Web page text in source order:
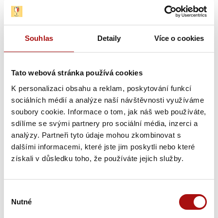
Souhlas Detaily Více o cookies
Tato webová stránka používá cookies
K personalizaci obsahu a reklam, poskytování funkcí
sociálních médií a analýze naší návštěvnosti využíváme
soubory cookie. Informace o tom, jak náš web používáte,
sdílíme se svými partnery pro sociální média, inzerci a
analýzy. Partneři tyto údaje mohou zkombinovat s
dalšími informacemi, které jste jim poskytli nebo které
získali v důsledku toho, že používáte jejich služby.
souhlasu
Nutné
602 769 743
Přihlašte se k odběru novinek e-mailem.
E-mail